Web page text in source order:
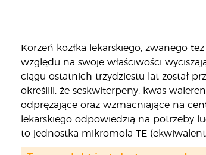
Korzeń kozłka lekarskiego, zwanego
względu na swoje właściwości
ciągu ostatnich trzydziestu lat został
określili, że seskwiterpeny, kwas
odprężające oraz wzmacniające na
lekarskiego odpowiedzią na potrzeby
to jednostka mikromola TE